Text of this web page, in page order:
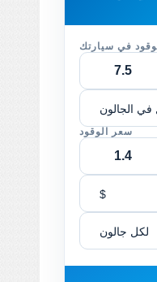
في سيارتك
سعر الوقود
$
لكل جالون